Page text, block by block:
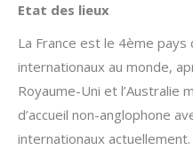
Etat des lieux
La France est le 4ème pays
internationaux au monde,
Royaume-Uni et l’Australie
d’accueil non-anglophone
internationaux actuellement.